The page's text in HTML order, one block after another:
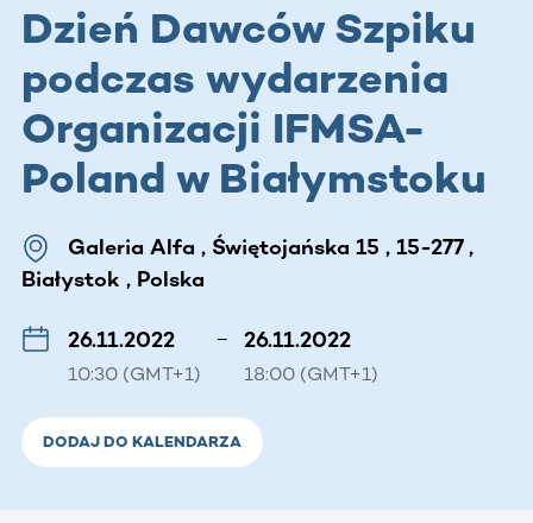
Dzień Dawców Szpiku
podczas wydarzenia
Organizacji IFMSA-
Poland w Białymstoku
Galeria Alfa , Świętojańska 15 , 15-277 ,
Białystok , Polska
26.11.2022
10:30 (GMT+1)
– 26.11.2022
18:00 (GMT+1)
DODAJ DO KALENDARZA